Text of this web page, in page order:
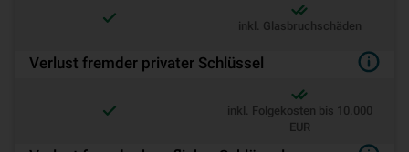
inkl. Glasbruchschäden
Verlust fremder privater Schlüssel
inkl. Folgekosten bis 10.000
EUR